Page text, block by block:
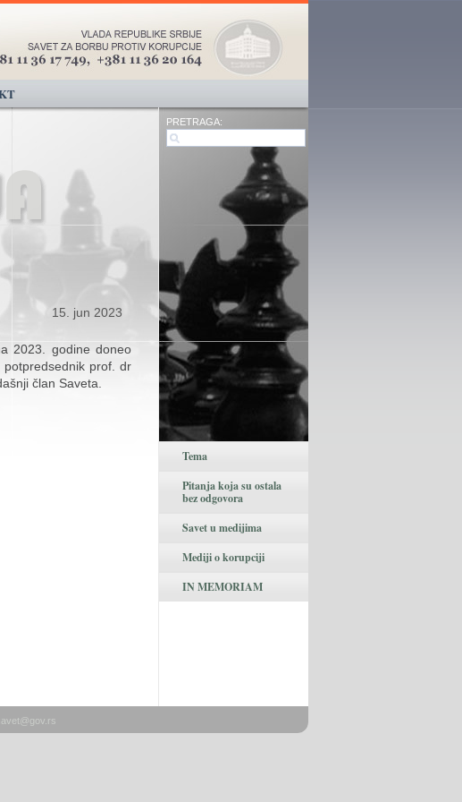
15. jun 2023
2023. godine doneo
prof. dr
član Saveta.
PRETRAGA:
Tema
Pitanja koja su ostala
bez odgovora
Savet u medijima
Mediji o korupciji
IN MEMORIAM